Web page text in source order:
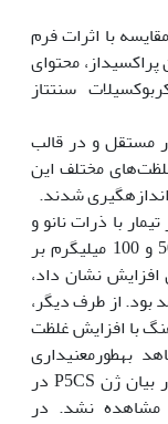
با اثرات فرم
پراکسیداز، محتوای
و بیان ژن آنزیم 1-پرولین-5-کربوکسیلات سنتتاز
مستقل و در قالب
در حضور غلظت‌های مختلف این
شدند.
با ذرات نانو و
بالک به‫ترتیب در حضور غلظت­های بالاتر از 50 و 100 میلی‫گرم بر
نشان داد،
بود. از طرف دیگر،
با افزایش غلظت
به‏طورمعنی­داری
افزایش یافت، درحالی‏که تفاوت معنی‏داری در بیان ژن P5CS در
مشاهده نشد. در